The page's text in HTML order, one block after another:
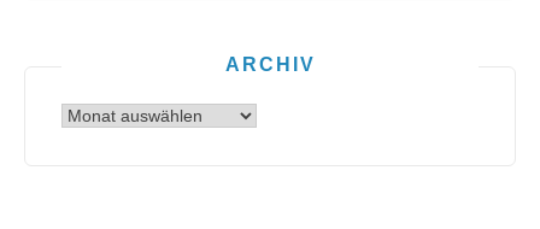
ARCHIV
Archiv